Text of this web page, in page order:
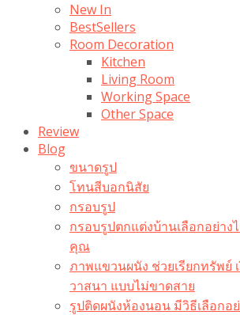
New In
BestSellers
Room Decoration
Kitchen
Living Room
Working Space
Other Space
Review
Blog
ขนาดรูป
โทนสีบอกนิสัย
กรอบรูป
กรอบรูปตกแต่งบ้านเลือกอย่าง
คุณ
ภาพแขวนผนัง ช่วยเรียกทรัพย์
วาสนา แบบไม่ขาดสาย
รูปติดผนังห้องนอน มีวิธีเลือกอ